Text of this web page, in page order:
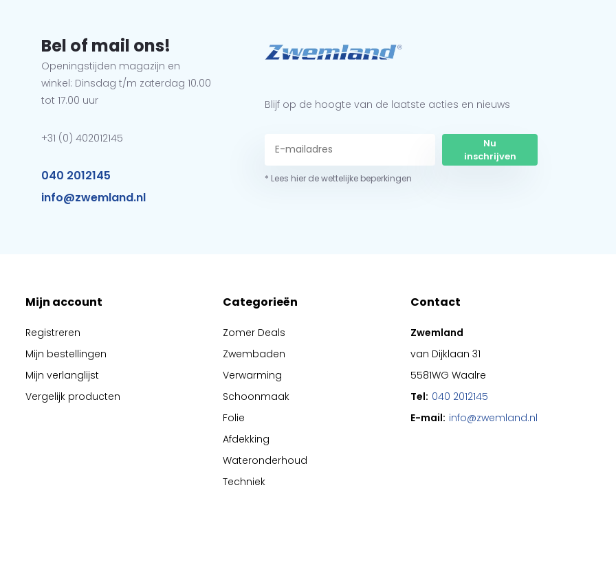
Bel of mail ons!
Openingstijden magazijn en
winkel: Dinsdag t/m zaterdag 10.00
tot 17.00 uur
+31 (0) 402012145
040 2012145
info@zwemland.nl
Blijf op de hoogte van de laatste acties en nieuws
Nu
inschrijven
* Lees hier de wettelijke beperkingen
Mijn account
Registreren
Mijn bestellingen
Mijn verlanglijst
Vergelijk producten
Categorieën
Zomer Deals
Zwembaden
Verwarming
Schoonmaak
Folie
Afdekking
Wateronderhoud
Techniek
Contact
Zwemland
van Dijklaan 31
5581WG Waalre
Tel: 040 2012145
E-mail: info@zwemland.nl